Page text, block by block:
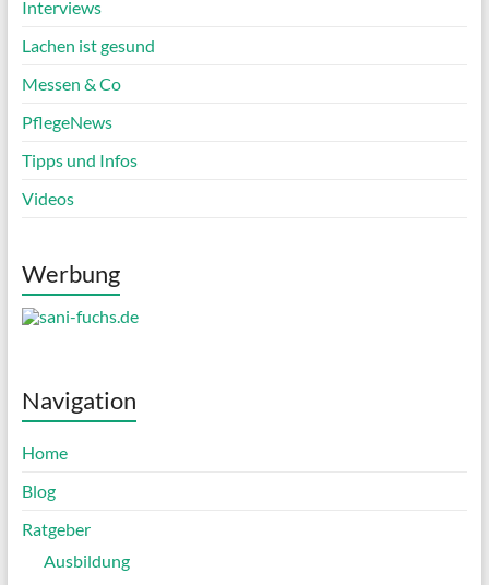
Interviews
Lachen ist gesund
Messen & Co
PflegeNews
Tipps und Infos
Videos
Werbung
Navigation
Home
Blog
Ratgeber
Ausbildung